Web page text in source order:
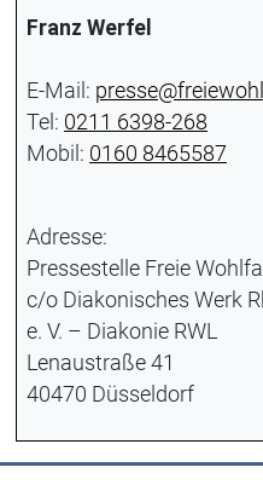
Franz Werfel
E-Mail:
Tel: 0211 6398-268
Mobil: 0160 8465587
Adresse:
Pressestelle Freie
c/o Diakonisches Werk
e. V. – Diakonie RWL
Lenaustraße 41
40470 Düsseldorf